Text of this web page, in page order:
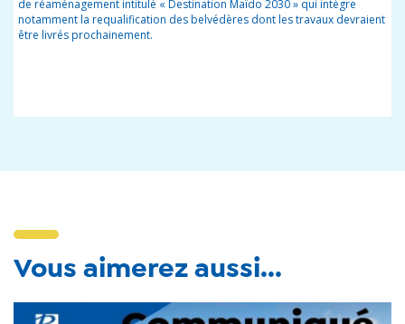
de réaménagement intitulé « Destination Maïdo 2030 » qui intègre
notamment la requalification des belvédères dont les travaux devraient
être livrés prochainement.
Vous aimerez aussi...